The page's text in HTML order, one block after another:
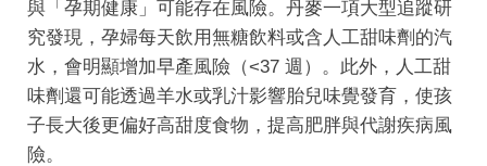
與「孕期健康」可能存在風險。丹麥一項大型追蹤研
究發現，孕婦每天飲用無糖飲料或含人工甜味劑的汽
水，會明顯增加早產風險（<37 週）。此外，人工甜
味劑還可能透過羊水或乳汁影響胎兒味覺發育，使孩
子長大後更偏好高甜度食物，提高肥胖與代謝疾病風
險。